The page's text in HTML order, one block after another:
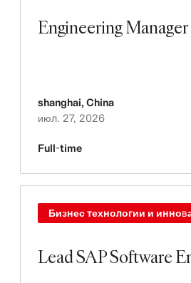
Engineering Manager
shanghai, China
июл. 27, 2026
Full-time
Lead SAP Software
Бизнес технологии и